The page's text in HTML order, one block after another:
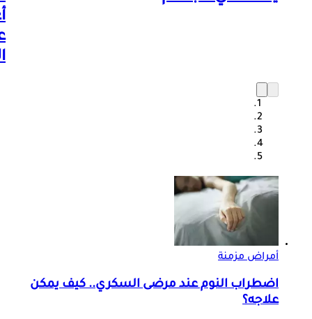
أمراض مزمنة
اضطراب النوم عند مرضى السكري.. كيف يمكن
علاجه؟